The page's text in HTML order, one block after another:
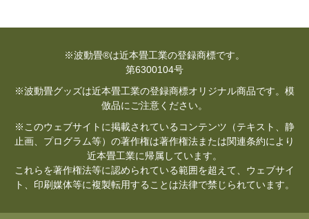
※波動畳®は近本畳工業の登録商標です。
第6300104号
※波動畳グッズは近本畳工業の登録商標オリジナル商品です。模
倣品にご注意ください。
※このウェブサイトに掲載されているコンテンツ（テキスト、静
止画、プログラム等）の著作権は著作権法または関連条約により
近本畳工業に帰属しています。
これらを著作権法等に認められている範囲を超えて、ウェブサイ
ト、印刷媒体等に複製転用することは法律で禁じられています。